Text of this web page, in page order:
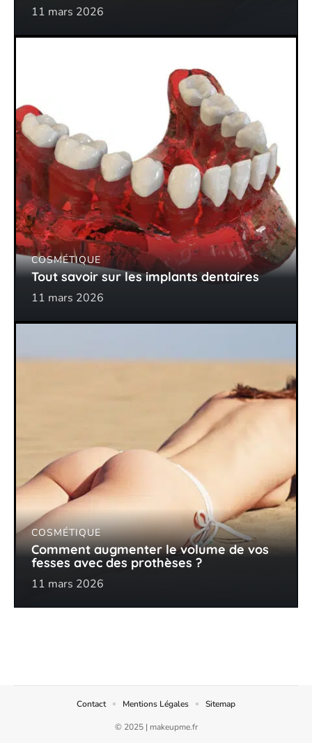
11 mars 2026
COSMÉTIQUE
Tout savoir sur les implants dentaires
11 mars 2026
COSMÉTIQUE
Comment augmenter le volume de vos
fesses avec des prothèses ?
11 mars 2026
© 2025 | makeupme.fr
Contact Mentions Légales Sitemap